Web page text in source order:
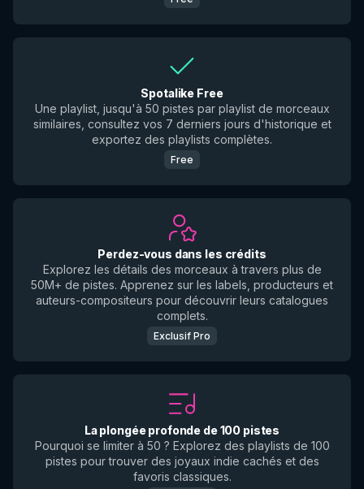
Spotalike Free
Une playlist, jusqu'à 50 pistes par playlist de morceaux
similaires, consultez vos 7 derniers jours d'historique et
exportez des playlists complètes.
Free
Perdez-vous dans les crédits
Explorez les détails des morceaux à travers plus de
50M+ de pistes. Apprenez sur les labels, producteurs et
auteurs-compositeurs pour découvrir leurs catalogues
complets.
Exclusif Pro
La plongée profonde de 100 pistes
Pourquoi se limiter à 50 ? Explorez des playlists de 100
pistes pour trouver des joyaux indie cachés et des
favoris classiques.